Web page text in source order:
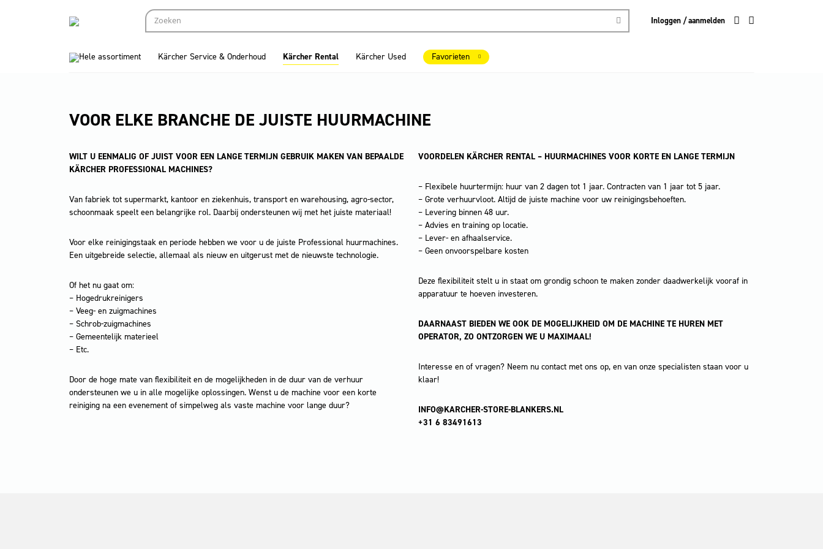
Inloggen / aanmelden
Hele assortiment Kärcher Service & Onderhoud Kärcher Rental Kärcher Used Favorieten
VOOR ELKE BRANCHE DE JUISTE HUURMACHINE
WILT U EENMALIG OF JUIST VOOR EEN LANGE TERMIJN GEBRUIK MAKEN VAN BEPAALDE
KÄRCHER PROFESSIONAL MACHINES?
Van fabriek tot supermarkt, kantoor en ziekenhuis, transport en warehousing, agro-sector,
schoonmaak speelt een belangrijke rol. Daarbij ondersteunen wij met het juiste materiaal!
Voor elke reinigingstaak en periode hebben we voor u de juiste Professional huurmachines.
Een uitgebreide selectie, allemaal als nieuw en uitgerust met de nieuwste technologie.
Of het nu gaat om:
– Hogedrukreinigers
– Veeg- en zuigmachines
– Schrob-zuigmachines
– Gemeentelijk materieel
– Etc.
Door de hoge mate van flexibiliteit en de mogelijkheden in de duur van de verhuur
ondersteunen we u in alle mogelijke oplossingen. Wenst u de machine voor een korte
reiniging na een evenement of simpelweg als vaste machine voor lange duur?
VOORDELEN KÄRCHER RENTAL – HUURMACHINES VOOR KORTE EN LANGE TERMIJN
– Flexibele huurtermijn: huur van 2 dagen tot 1 jaar. Contracten van 1 jaar tot 5 jaar.
– Grote verhuurvloot. Altijd de juiste machine voor uw reinigingsbehoeften.
– Levering binnen 48 uur.
– Advies en training op locatie.
– Lever- en afhaalservice.
– Geen onvoorspelbare kosten
Deze flexibiliteit stelt u in staat om grondig schoon te maken zonder daadwerkelijk vooraf in
apparatuur te hoeven investeren.
DAARNAAST BIEDEN WE OOK DE MOGELIJKHEID OM DE MACHINE TE HUREN MET
OPERATOR, ZO ONTZORGEN WE U MAXIMAAL!
Interesse en of vragen? Neem nu contact met ons op, en van onze specialisten staan voor u
klaar!
INFO@KARCHER-STORE-BLANKERS.NL
+31 6 83491613